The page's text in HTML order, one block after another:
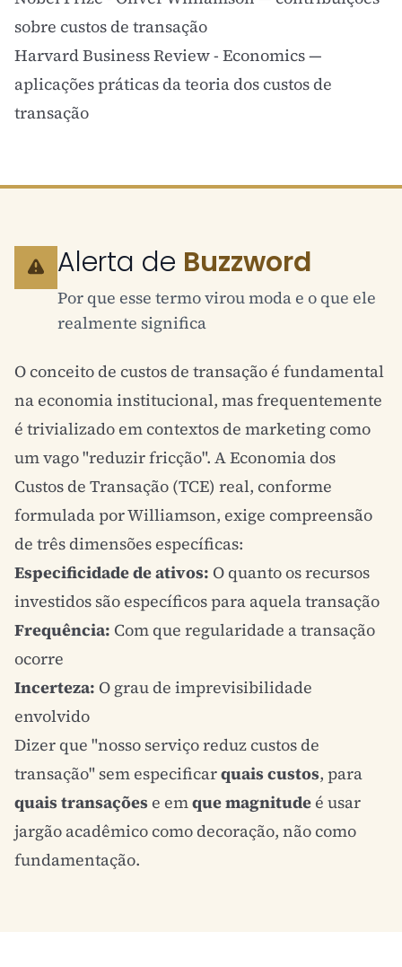
sobre custos de transação
Harvard Business Review - Economics—
aplicações práticas da teoria dos custos de
transação
Alerta de Buzzword
Por que esse termo virou moda e o que ele
realmente significa
O conceito de custos de transação é fundamental
na economia institucional, mas frequentemente
é trivializado em contextos de marketing como
um vago "reduzir fricção". A Economia dos
Custos de Transação (TCE) real, conforme
formulada por Williamson, exige compreensão
de três dimensões específicas:
Especificidade de ativos: O quanto os recursos
investidos são específicos para aquela transação
Frequência: Com que regularidade a transação
ocorre
Incerteza: O grau de imprevisibilidade
envolvido
Dizer que "nosso serviço reduz custos de
transação" sem especificarquais custos, para
quais transações e emque magnitudeé usar
jargão acadêmico como decoração, não como
fundamentação.